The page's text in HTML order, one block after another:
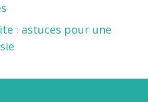
: astuces pour une